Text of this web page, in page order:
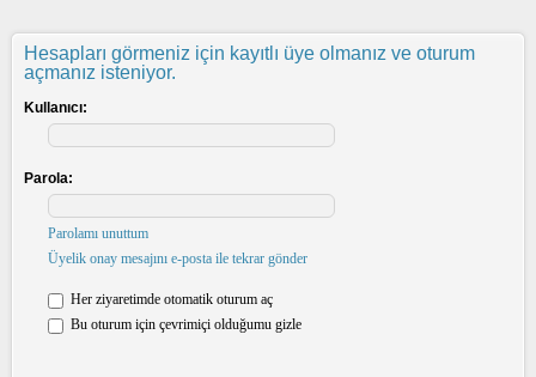
Hesapları görmeniz için kayıtlı üye olmanız ve oturum
açmanız isteniyor.
Kullanıcı:
Parola:
Parolamı unuttum
Üyelik onay mesajını e-posta ile tekrar gönder
Her ziyaretimde otomatik oturum aç
Bu oturum için çevrimiçi olduğumu gizle